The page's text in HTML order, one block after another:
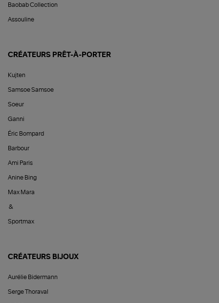
Baobab Collection
Assouline
CRÉATEURS PRÊT-À-PORTER
Kujten
Samsoe Samsoe
Soeur
Ganni
Éric Bompard
Barbour
Ami Paris
Anine Bing
Max Mara
&
Sportmax
CRÉATEURS BIJOUX
Aurélie Bidermann
Serge Thoraval